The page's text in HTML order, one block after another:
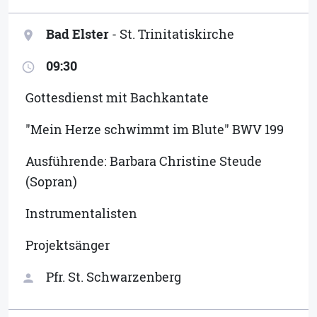
location_on Bad Elster - St. Trinitatiskirche
access_time
09:30
Gottesdienst mit Bachkantate
"Mein Herze schwimmt im Blute" BWV 199
Ausführende: Barbara Christine Steude
(Sopran)
Instrumentalisten
Projektsänger
person Pfr. St. Schwarzenberg